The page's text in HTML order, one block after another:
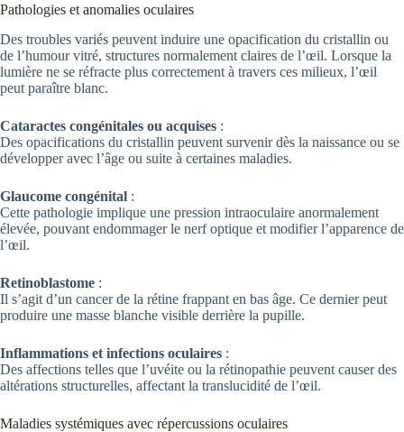
Pathologies et anomalies oculaires
Des troubles variés peuvent induire une opacification du cristallin ou
de l’humour vitré, structures normalement claires de l’œil. Lorsque la
lumière ne se réfracte plus correctement à travers ces milieux, l’œil
peut paraître blanc.
Cataractes congénitales ou acquises :
Des opacifications du cristallin peuvent survenir dès la naissance ou se
développer avec l’âge ou suite à certaines maladies.
Glaucome congénital :
Cette pathologie implique une pression intraoculaire anormalement
élevée, pouvant endommager le nerf optique et modifier l’apparence de
l’œil.
Retinoblastome :
Il s’agit d’un cancer de la rétine frappant en bas âge. Ce dernier peut
produire une masse blanche visible derrière la pupille.
Inflammations et infections oculaires :
Des affections telles que l’uvéite ou la rétinopathie peuvent causer des
altérations structurelles, affectant la translucidité de l’œil.
Maladies systémiques avec répercussions oculaires